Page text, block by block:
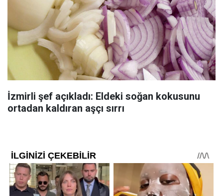
İzmirli şef açıkladı: Eldeki soğan kokusunu
ortadan kaldıran aşçı sırrı